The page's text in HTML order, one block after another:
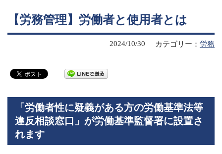
【労務管理】労働者と使用者とは
カテゴリー： 労務
2024/10/30
「労働者性に疑義がある方の労働基準法等
違反相談窓口」が労働基準監督署に設置さ
れます